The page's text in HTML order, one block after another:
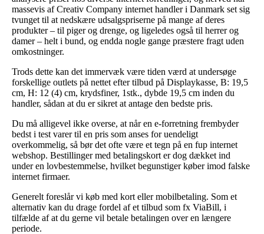
massevis af Creativ Company internet handler i Danmark set sig
tvunget til at nedskære udsalgspriserne på mange af deres
produkter – til piger og drenge, og ligeledes også til herrer og
damer – helt i bund, og endda nogle gange præstere fragt uden
omkostninger.
Trods dette kan det immervæk være tiden værd at undersøge
forskellige outlets på nettet efter tilbud på Displaykasse, B: 19,5
cm, H: 12 (4) cm, krydsfiner, 1stk., dybde 19,5 cm inden du
handler, sådan at du er sikret at antage den bedste pris.
Du må alligevel ikke overse, at når en e-forretning frembyder
bedst i test varer til en pris som anses for uendeligt
overkommelig, så bør det ofte være et tegn på en fup internet
webshop. Bestillinger med betalingskort er dog dækket ind
under en lovbestemmelse, hvilket begunstiger køber imod falske
internet firmaer.
Generelt foreslår vi køb med kort eller mobilbetaling. Som et
alternativ kan du drage fordel af et tilbud som fx ViaBill, i
tilfælde af at du gerne vil betale betalingen over en længere
periode.